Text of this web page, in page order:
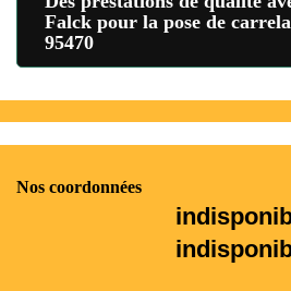
Falck pour la pose de
95470
Nos coordonnées